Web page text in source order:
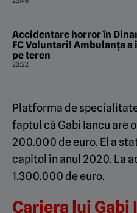
Accidentare horror în
FC Voluntari! Ambulanța
pe teren
23:22
Platforma de
faptul că Gabi Iancu are
200.000 de euro. El a
capitol în anul 2020. La
1.300.000 de euro.
Cariera lui Gabi